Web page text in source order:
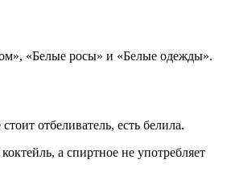
«Белые росы» и «Белые одежды».
отбеливатель, есть белила.
а спиртное не употребляет